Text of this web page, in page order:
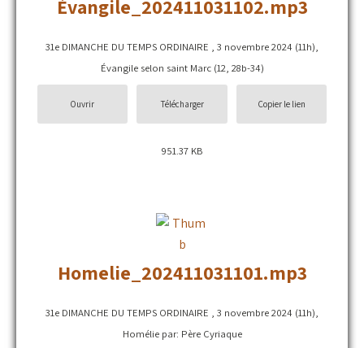
Évangile_202411031102.mp3
31e DIMANCHE DU TEMPS ORDINAIRE , 3 novembre 2024 (11h),
Évangile selon saint Marc (12, 28b-34)
Ouvrir Télécharger Copier le lien
951.37 KB
Homelie_202411031101.mp3
31e DIMANCHE DU TEMPS ORDINAIRE , 3 novembre 2024 (11h),
Homélie par: Père Cyriaque